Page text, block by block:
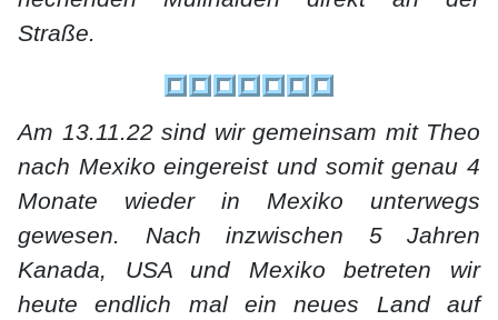
Straße.
Am 13.11.22 sind wir gemeinsam mit Theo
nach Mexiko eingereist und somit genau 4
Monate wieder in Mexiko unterwegs
gewesen. Nach inzwischen 5 Jahren
Kanada, USA und Mexiko betreten wir
heute endlich mal ein neues Land auf